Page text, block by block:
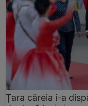
Țara căreia i-a